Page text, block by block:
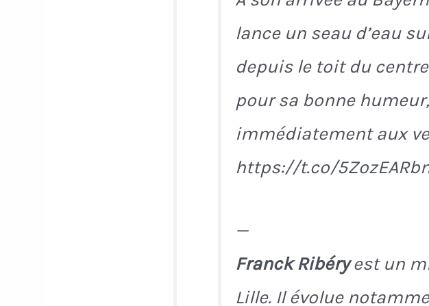
lance un seau d’eau
depuis le toit du
pour sa bonne
immédiatement aux
https://t.co/
—
Franck Ribéryest un
Lille. Il évolue